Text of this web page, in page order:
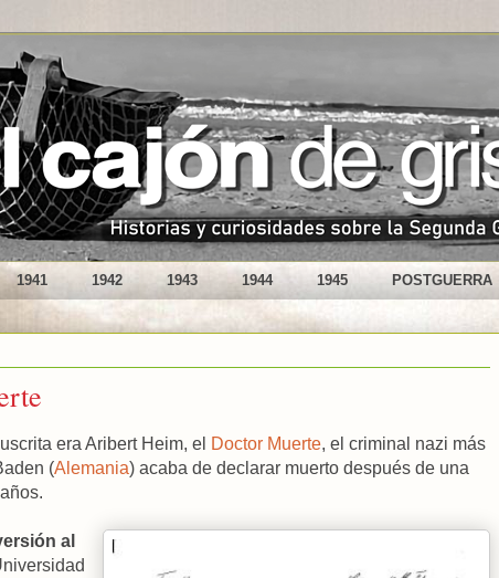
1941 1942 1943 1944 1945 POSTGUERRA
era Aribert Heim, el Doctor Muerte, el criminal nazi más
(Alemania) acaba de declarar muerto después de una
al